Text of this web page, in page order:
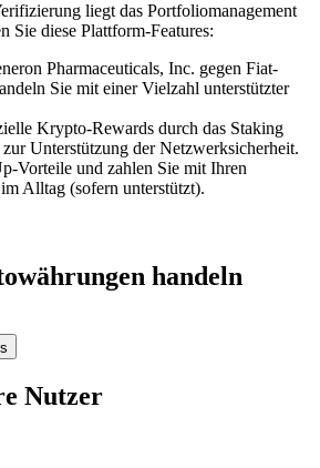
liegt das Portfoliomanagement
Sie diese Plattform-Features:
Pharmaceuticals, Inc. gegen Fiat-
Sie mit einer Vielzahl unterstützter
Krypto-Rewards durch das Staking
zur Unterstützung der Netzwerksicherheit.
Vorteile und zahlen Sie mit Ihren
Alltag (sofern unterstützt).
handeln
Nutzer